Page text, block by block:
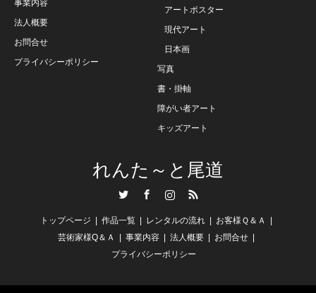
事業内容
法人概要
お問合せ
プライバシーポリシー
アートポスター
現代アート
日本画
写真
書・掛軸
障がい者アート
キッズアート
れんた～と尾道
RSS
トップページ 作品一覧 レンタルの流れ
お客様Ｑ＆Ａ
芸術家様Q＆Ａ
事業内容 法人概要
お問合せ
プライバシーポリシー